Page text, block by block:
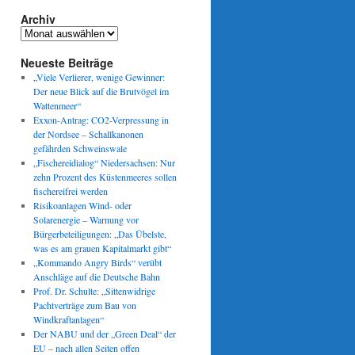
Archiv
Archiv
Neueste Beiträge
„Viele Verlierer, wenige Gewinner:
Der neue Blick auf die Brutvögel im
Wattenmeer“
Exxon-Antrag: CO2-Verpressung in
der Nordsee – Schallkanonen
gefährden Schweinswale
„Fischereidialog“ Niedersachsen: Nur
zehn Prozent des Küstenmeeres sollen
fischereifrei werden
Risikoanlagen Wind- oder
Solarenergie – Warnung vor
Bürgerbeteiligungen: „Das Übelste,
was es am grauen Kapitalmarkt gibt“
„Kommando Angry Birds“ verübt
Anschläge auf die Deutsche Bahn
Prof. Dr. Schulte: „Sittenwidrige
Pachtverträge zum Bau von
Windkraftanlagen“
Der NABU und der „Green Deal“ der
EU – nach allen Seiten offen